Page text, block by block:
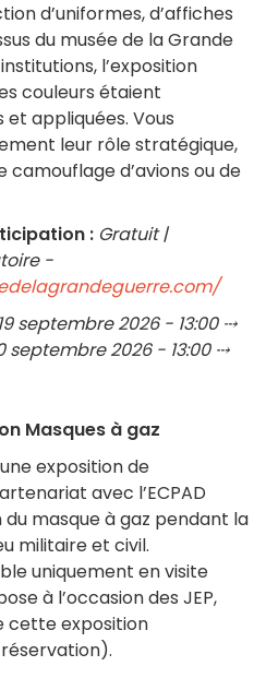
d’uniformes, d’affiches
du musée de la Grande
l’exposition
couleurs étaient
et appliquées. Vous
leur rôle stratégique,
d’avions ou de
: Gratuit |
-
septembre 2026 - 13:00 ⤏
septembre 2026 - 13:00 ⤏
Masques à gaz
exposition de
avec l’ECPAD
masque à gaz pendant la
militaire et civil.
uniquement en visite
à l’occasion des JEP,
cette exposition